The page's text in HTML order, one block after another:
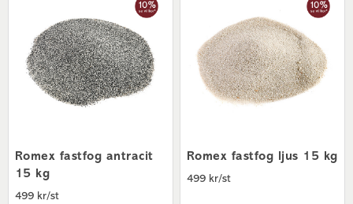
Romex fastfog antracit
15 kg
499 kr/st
Romex fastfog ljus 15 kg
499 kr/st